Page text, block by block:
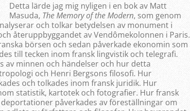
Detta lärde jag mig nyligen i en bok av Matt
Masuda, The Memory of the Modern, som genom
och tolkar betydelsen av monument i
återuppbyggandet av Vendômekolonnen i Paris.
börsen och sedan påverkade ekonomin som
till tecken inom fransk lingvistik och telegrafi.
av minnen och händelser och hur detta
och Henri Bergsons filosofi. Hur
och tolkades inom fransk juridik. Hur
statistik, kartotek och fotografier. Hur fransk
påverkades av föreställningar om